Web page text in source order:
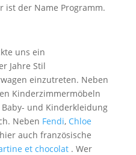
ist der Name Programm.
uns ein
Jahre Stil
einzutreten. Neben
Kinderzimmermöbeln
und Kinderkleidung
Neben Fendi, Chloe
auch französische
et chocolat. Wer